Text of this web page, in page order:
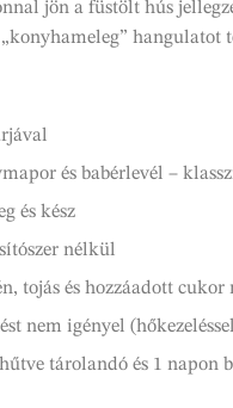
jön a füstölt hús
hangulatot
és babérlevél –
és kész
nélkül
tojás és hozzáadott cukor
nem igényel
tárolandó és 1 napon